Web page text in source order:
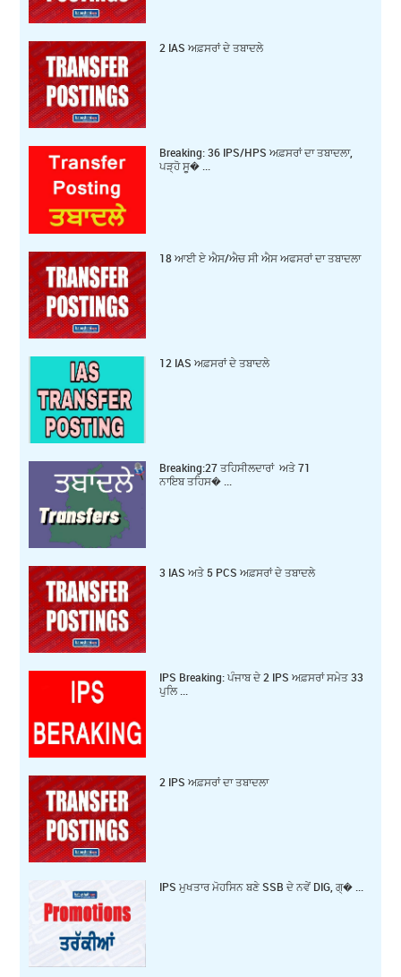
2 IAS ਅਫ਼ਸਰਾਂ ਦੇ ਤਬਾਦਲੇ
Breaking: 36 IPS/HPS ਅਫ਼ਸਰਾਂ ਦਾ ਤਬਾਦਲਾ,
ਪੜ੍ਹੋ ਸੂ� ...
18 ਆਈ ਏ ਐਸ/ਐਚ ਸੀ ਐਸ ਅਫਸਰਾਂ ਦਾ ਤਬਾਦਲਾ
12 IAS ਅਫ਼ਸਰਾਂ ਦੇ ਤਬਾਦਲੇ
Breaking:27 ਤਹਿਸੀਲਦਾਰਾਂ ਅਤੇ 71
ਨਾਇਬ ਤਹਿਸ� ...
3 IAS ਅਤੇ 5 PCS ਅਫ਼ਸਰਾਂ ਦੇ ਤਬਾਦਲੇ
IPS Breaking: ਪੰਜਾਬ ਦੇ 2 IPS ਅਫ਼ਸਰਾਂ ਸਮੇਤ 33
ਪੁਲਿ ...
2 IPS ਅਫ਼ਸਰਾਂ ਦਾ ਤਬਾਦਲਾ
IPS ਮੁਖਤਾਰ ਮੋਹਸਿਨ ਬਣੇ SSB ਦੇ ਨਵੇਂ DIG, ਗ੍� ...